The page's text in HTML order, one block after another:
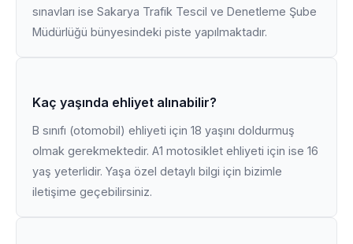
sınavları ise Sakarya Trafik Tescil ve Denetleme Şube
Müdürlüğü bünyesindeki piste yapılmaktadır.
Kaç yaşında ehliyet alınabilir?
B sınıfı (otomobil) ehliyeti için 18 yaşını doldurmuş
olmak gerekmektedir. A1 motosiklet ehliyeti için ise 16
yaş yeterlidir. Yaşa özel detaylı bilgi için bizimle
iletişime geçebilirsiniz.